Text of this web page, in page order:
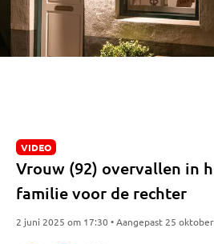
VIDEO
Vrouw (92) overvallen in
familie voor de rechter
2 juni 2025 om 17:30 • Aangepast 25